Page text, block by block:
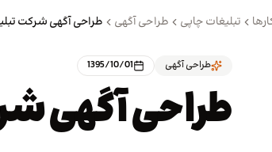
تبلیغات چاپی طراحی آگهی طراحی آگهی شرکت
طراحی آگهی 1395/10/01
طراحی آگهی